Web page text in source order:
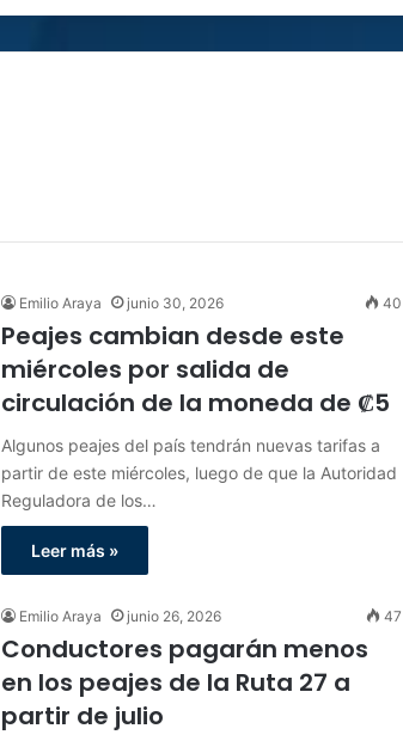
Emilio Araya junio 30, 2026 40
Peajes cambian desde este
miércoles por salida de
circulación de la moneda de ₡5
Algunos peajes del país tendrán nuevas tarifas a
partir de este miércoles, luego de que la Autoridad
Reguladora de los…
Leer más »
Emilio Araya junio 26, 2026 47
Conductores pagarán menos
en los peajes de la Ruta 27 a
partir de julio